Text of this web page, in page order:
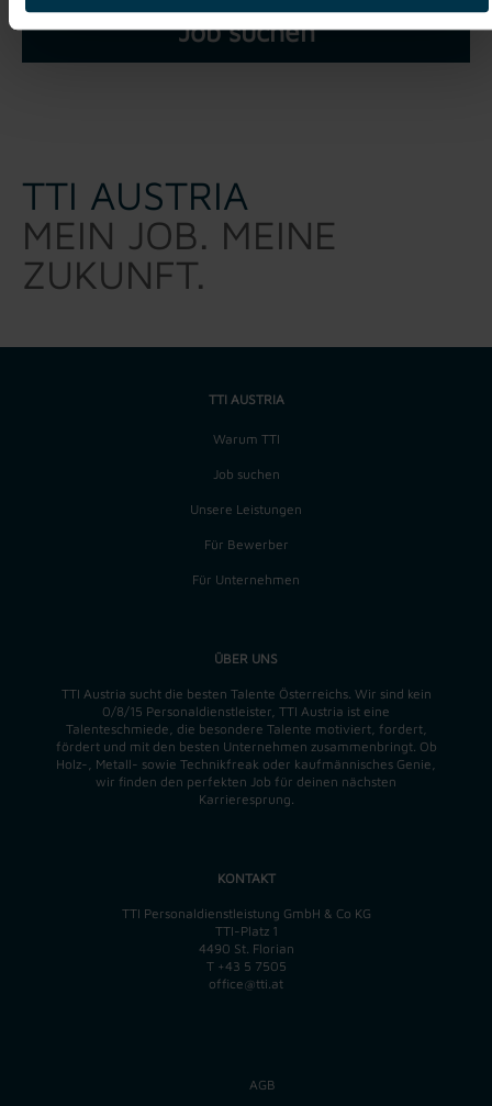
Job suchen
TTI AUSTRIA
MEIN JOB. MEINE
ZUKUNFT.
TTI AUSTRIA
Warum TTI
Job suchen
Unsere Leistungen
Für Bewerber
Für Unternehmen
ÜBER UNS
TTI Austria sucht die besten Talente Österreichs. Wir sind kein
0/8/15 Personaldienstleister, TTI Austria ist eine
Talenteschmiede, die besondere Talente motiviert, fordert,
fördert und mit den besten Unternehmen zusammenbringt. Ob
Holz-, Metall- sowie Technikfreak oder kaufmännisches Genie,
wir finden den perfekten Job für deinen nächsten
Karrieresprung.
KONTAKT
TTI Personaldienstleistung GmbH & Co KG
TTI-Platz 1
4490 St. Florian
T +43 5 7505
office@tti.at
AGB